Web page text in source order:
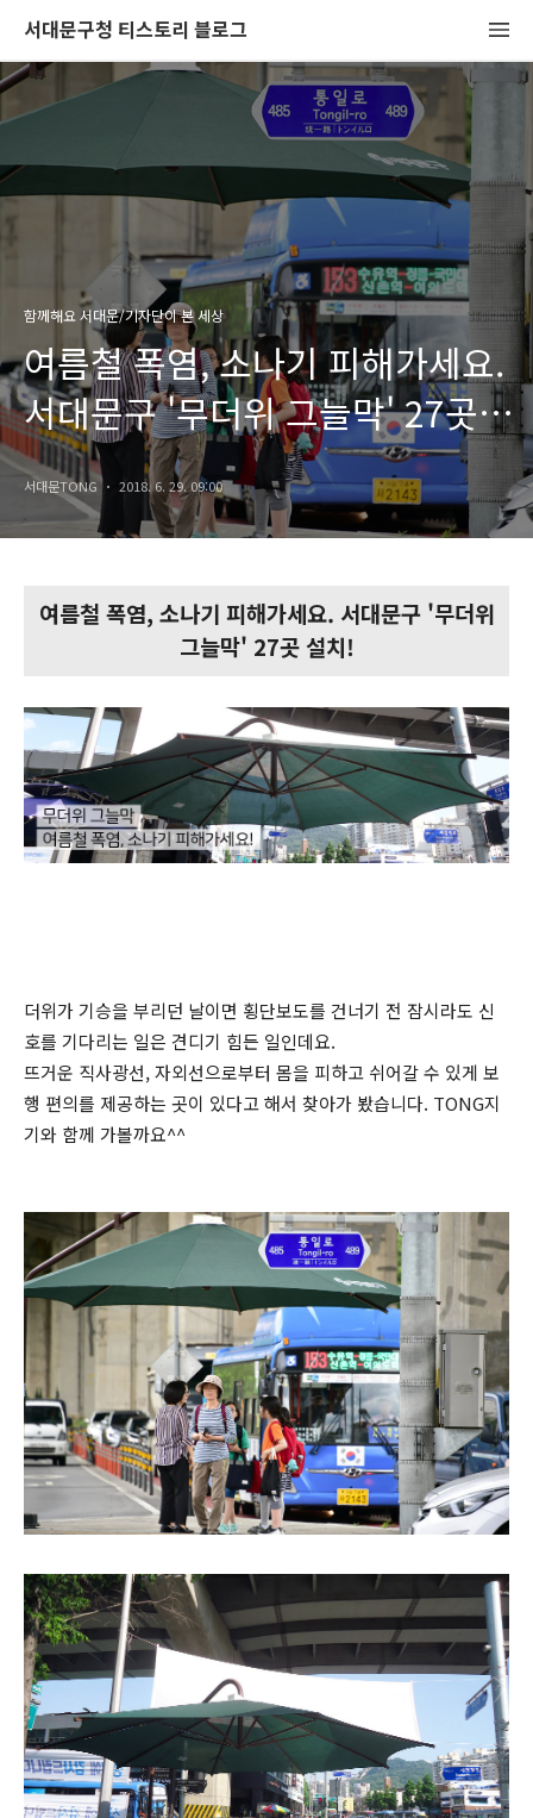
서대문구청 티스토리 블로그
함께해요 서대문/기자단이 본 세상
여름철 폭염, 소나기 피해가세요.
서대문구 '무더위 그늘막' 27곳
설치!
서대문TONG 2018. 6. 29. 09:00
여름철 폭염, 소나기 피해가세요. 서대문구 '무더위
그늘막' 27곳 설치!
더위가 기승을 부리던 날이면 횡단보도를 건너기 전 잠시라도 신
호를 기다리는 일은 견디기 힘든 일인데요.
뜨거운 직사광선, 자외선으로부터 몸을 피하고 쉬어갈 수 있게 보
행 편의를 제공하는 곳이 있다고 해서 찾아가 봤습니다. TONG지
기와 함께 가볼까요^^